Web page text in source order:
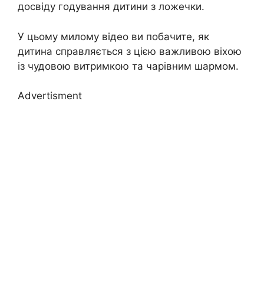
досвіду годування дитини з ложечки.
У цьому милому відео ви побачите, як
дитина справляється з цією важливою віхою
із чудовою витримкою та чарівним шармом.
Advertisment